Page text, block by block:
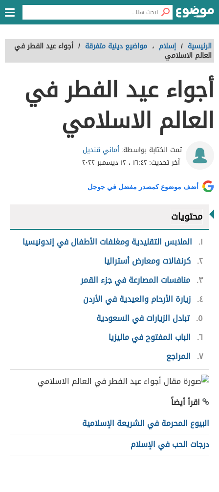
الرئيسية / إسلام ، مواضيع دينية متفرقة / أجواء عيد الفطر في
العالم الاسلامي
أجواء عيد الفطر في
العالم الاسلامي
تمت الكتابة بواسطة:أماني قنديل
آخر تحديث:١٦:٤٢ ، ١٢ ديسمبر ٢٠٢٢
أضف موضوع كمصدر مفضل في جوجل
محتويات
١
الملابس التقليدية ومغلفات الأطفال في إندونيسيا
٢ كرنفالات ومعارض أستراليا
٣ منافسات المصارعة في جزء القمر
٤ زيارة الأرحام والعيدية في الأردن
٥ تبادل الزيارات في السعودية
٦ الباب المفتوح في ماليزيا
٧ المراجع
اقرأ أيضاً
البيوع المحرمة في الشريعة الإسلامية
درجات الحب في الإسلام